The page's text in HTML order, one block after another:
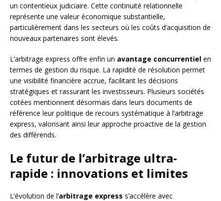
un contentieux judiciaire. Cette continuité relationnelle
représente une valeur économique substantielle,
particulièrement dans les secteurs où les coûts d’acquisition de
nouveaux partenaires sont élevés.
L’arbitrage express offre enfin un avantage concurrentiel en
termes de gestion du risque. La rapidité de résolution permet
une visibilité financière accrue, facilitant les décisions
stratégiques et rassurant les investisseurs. Plusieurs sociétés
cotées mentionnent désormais dans leurs documents de
référence leur politique de recours systématique à l’arbitrage
express, valorisant ainsi leur approche proactive de la gestion
des différends.
Le futur de l’arbitrage ultra-
rapide : innovations et limites
L’évolution de l’arbitrage express s’accélère avec